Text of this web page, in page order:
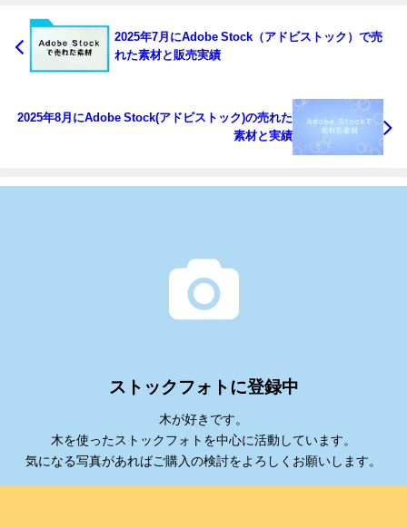
2025年7月にAdobe Stock（アドビストック）で売
れた素材と販売実績
2025年8月にAdobe Stock(アドビストック)の売れた
素材と実績
ストックフォトに登録中
木が好きです。
木を使ったストックフォトを中心に活動しています。
気になる写真があればご購入の検討をよろしくお願いします。